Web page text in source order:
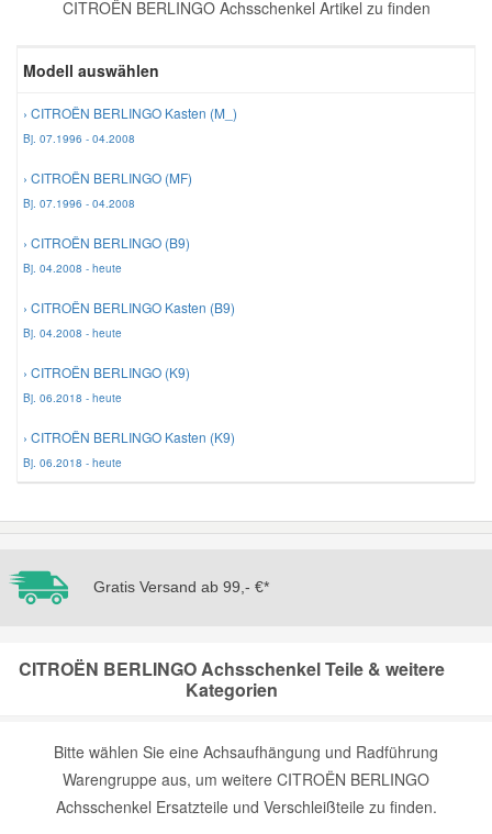
CITROËN BERLINGO Achsschenkel Artikel zu finden
Modell auswählen
› CITROËN BERLINGO Kasten (M_)
Bj. 07.1996 - 04.2008
› CITROËN BERLINGO (MF)
Bj. 07.1996 - 04.2008
› CITROËN BERLINGO (B9)
Bj. 04.2008 - heute
› CITROËN BERLINGO Kasten (B9)
Bj. 04.2008 - heute
› CITROËN BERLINGO (K9)
Bj. 06.2018 - heute
› CITROËN BERLINGO Kasten (K9)
Bj. 06.2018 - heute
Gratis Versand ab 99,- €*
CITROËN BERLINGO Achsschenkel Teile & weitere
Kategorien
Bitte wählen Sie eine Achsaufhängung und Radführung
Warengruppe aus, um weitere CITROËN BERLINGO
Achsschenkel Ersatzteile und Verschleißteile zu finden.
Zündanlage und Glühanlage
Daihatsu Ersatzteile
Lancia Ersatzteile
Mazda Ersatzteile
Mercedes Ersatzteile
Mini Ersatzteile
Nissan Ersatzteile